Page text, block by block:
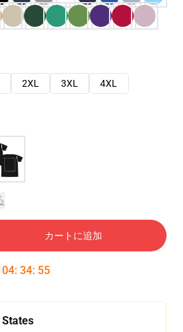
2XL 3XL
4XL
カートに追加
04: 34: 54